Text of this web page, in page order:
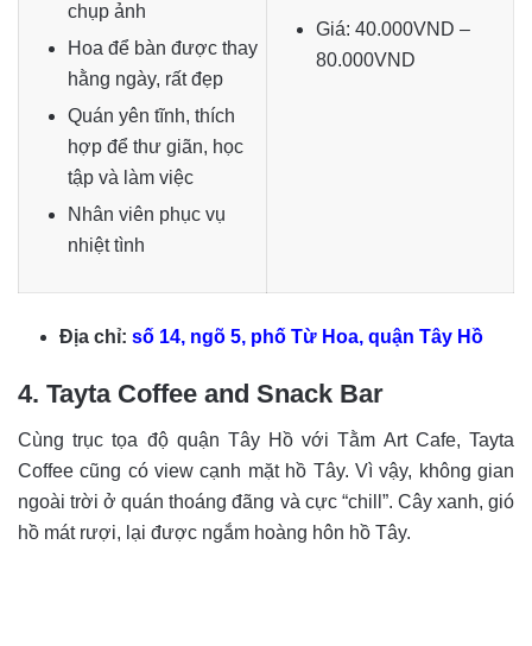
chụp ảnh
Hoa để bàn được thay
hằng ngày, rất đẹp
Quán yên tĩnh, thích
hợp để thư giãn, học
tập và làm việc
Nhân viên phục vụ
nhiệt tình
Giá: 40.000VND –
80.000VND
Địa chỉ: số 14, ngõ 5, phố Từ Hoa, quận Tây Hồ
4. Tayta Coffee and Snack Bar
Cùng trục tọa độ quận Tây Hồ với Tằm Art Cafe, Tayta
Coffee cũng có view cạnh mặt hồ Tây. Vì vậy, không gian
ngoài trời ở quán thoáng đãng và cực “chill”. Cây xanh, gió
hồ mát rượi, lại được ngắm hoàng hôn hồ Tây.